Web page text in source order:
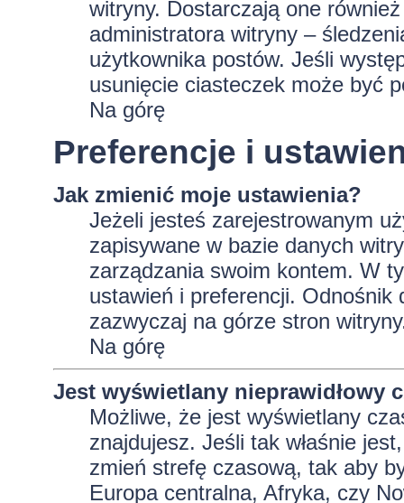
witryny. Dostarczają one
administratora witryny –
użytkownika postów. Jeśli
usunięcie ciasteczek może być
Na górę
Preferencje i
Jak zmienić moje ustawienia?
Jeżeli jesteś zarejestrowanym
zapisywane w bazie danych
zarządzania swoim kontem. W
ustawień i preferencji.
zazwyczaj na górze stron
Na górę
Jest wyświetlany nieprawidłowy
Możliwe, że jest wyświetlany
znajdujesz. Jeśli tak właśnie
zmień strefę czasową, tak aby
Europa centralna, Afryka, czy